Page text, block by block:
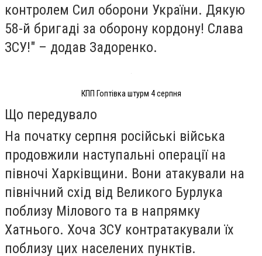
контролем Сил оборони України. Дякую
58-й бригаді за оборону кордону! Слава
ЗСУ!" – додав Задоренко.
КПП Гоптівка штурм 4 серпня
Що передувало
На початку серпня російські війська
продовжили наступальні операції на
півночі Харківщини. Вони атакували на
північний схід від Великого Бурлука
поблизу Мілового та в напрямку
Хатнього. Хоча ЗСУ контратакували їх
поблизу цих населених пунктів.